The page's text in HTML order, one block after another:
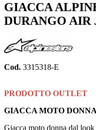
GIACCA
DURANGO AIR
Cod. 3315318-E
PRODOTTO OUTLET
GIACCA MOTO DONNA
Giacca moto donna dal